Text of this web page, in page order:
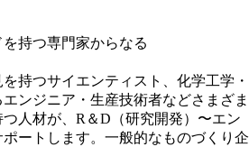
持つ専門家からなる
持つサイエンティスト、化学工学・
ンジニア・生産技術者などさまざま
人材が、R＆D（研究開発）〜エン
ートします。一般的なものづくり企